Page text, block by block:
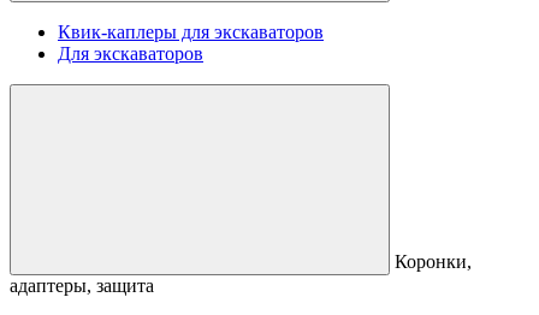
Квик-каплеры для экскаваторов
Для экскаваторов
Коронки,
адаптеры, защита